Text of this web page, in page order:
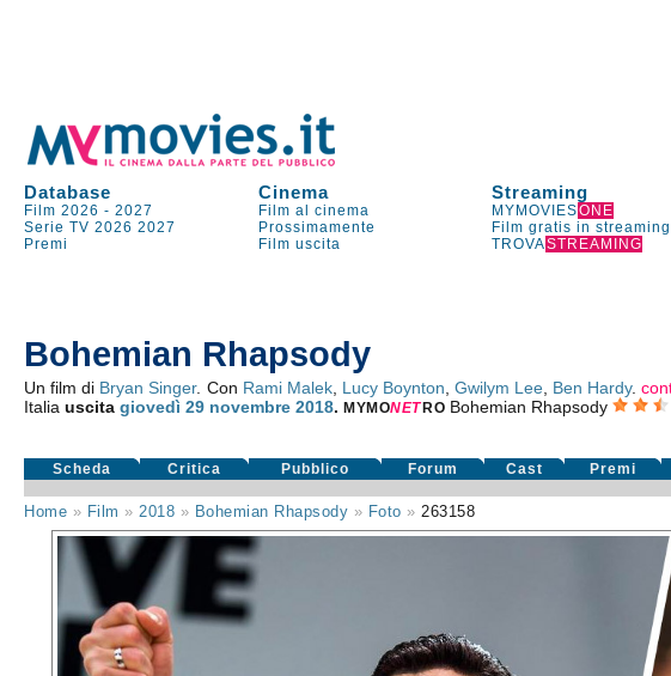
Database Cinema Streaming
Film 2026 -2027 Film al cinema MYMOVIESONE
Serie TV 2026 2027 Prossimamente Film gratis in streaming
Premi
Film uscita TROVASTREAMING
Bohemian Rhapsody
Un film di Bryan Singer. Con Rami Malek, Lucy Boynton Gwilym Lee, Ben Hardy.
Italiauscitagiovedì 29 novembre 2018.MYMONET RO Bohemian Rhapsody
Scheda Critica Pubblico Forum Cast Premi
Home » Film » 2018 » Bohemian Rhapsody » Foto »263158